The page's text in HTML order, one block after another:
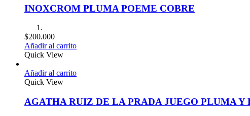
INOXCROM PLUMA POEME COBRE
$200.000
Añadir al carrito
Quick View
Añadir al carrito
Quick View
AGATHA RUIZ DE LA PRADA JUEGO PLUMA